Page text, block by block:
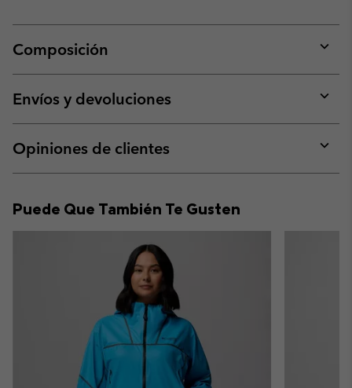
Composición
or
Envíos y devoluciones
or
Opiniones de clientes
or
Puede Que También Te Gusten